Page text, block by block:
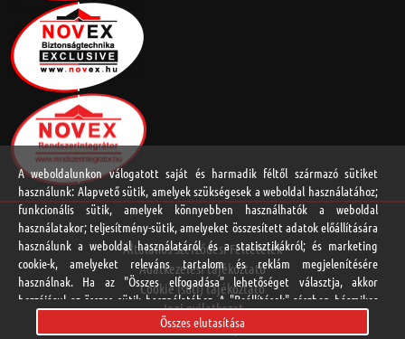
Általános Szerződési Feltételek
Adatkezelési tájékoztató
Cookie (süti) tájékoztató
Jogi nyilatkozat
Online vitarendezési platform
A weboldalunkon válogatott saját és harmadik féltől származó sütiket
használunk: Alapvető sütik, amelyek szükségesek a weboldal használatához;
funkcionális sütik, amelyek könnyebben használhatók a weboldal
használatakor; teljesítmény-sütik, amelyeket összesített adatok előállítására
használunk a weboldal használatáról és a statisztikákról; és marketing
cookie-k, amelyeket releváns tartalom és reklám megjelenítésére
használnak. Ha az "Összes elfogadása" lehetőséget választja, akkor
hozzájárul az összes sütik használatához. A "Beállítások" részben bármikor
elfogadhat és elutasíthat egyedi sütitípusokat, és visszavonhatja a jövőre
vonatkozó beleegyezését.
Összes elutasítása